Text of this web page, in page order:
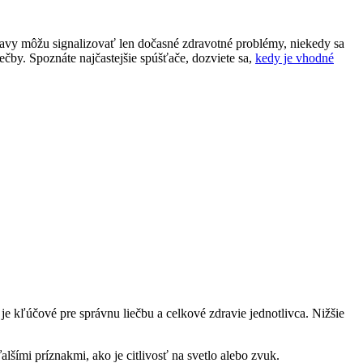
môžu signalizovať len dočasné zdravotné problémy, niekedy sa
Spoznáte najčastejšie spúšťače, dozviete sa, kedy je vhodné
kľúčové pre správnu liečbu a celkové zdravie jednotlivca. Nižšie
príznakmi, ako je citlivosť na svetlo alebo zvuk.